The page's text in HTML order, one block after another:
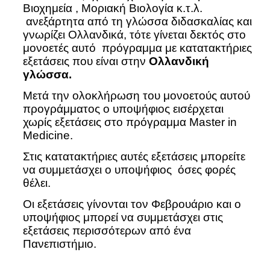
Βιοχημεία , Μοριακή Βιολογία κ.τ.λ.
ανεξάρτητα από τη γλώσσα διδασκαλίας και
γνωρίζει Ολλανδικά, τότε γίνεται δεκτός στο
μονοετές αυτό πρόγραμμα με κατατακτήριες
εξετάσεις που είναι στην Ολλανδική
γλώσσα.
Μετά την ολοκλήρωση του μονοετούς αυτού
προγράμματος ο υποψήφιος εισέρχεται
χωρίς εξετάσεις στο πρόγραμμα Master in
Medicine.
Στις κατατακτήριες αυτές εξετάσεις μπορείτε
να συμμετάσχει ο υποψήφιος όσες φορές
θέλει.
Οι εξετάσεις γίνονται τον Φεβρουάριο και ο
υποψήφιος μπορεί να συμμετάσχει στις
εξετάσεις περισσότερων από ένα
Πανεπιστήμιο.